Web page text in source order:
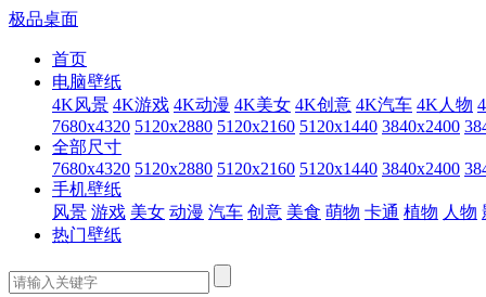
极品桌面
首页
电脑壁纸
4K风景 4K游戏 4K动漫 4K美女 4K创意 4K汽车 4K人物
7680x4320 5120x2880 5120x2160 5120x1440 3840x2400
全部尺寸
7680x4320 5120x2880 5120x2160 5120x1440 3840x2400
手机壁纸
风景 游戏 美女 动漫 汽车 创意 美食 萌物 卡通 植物 人物
热门壁纸